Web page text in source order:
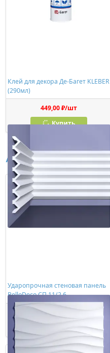
Клей для декора Де-Багет KLEBER
(290мл)
449,00 ₽/шт
Купить
Аналоги
Ударопрочная стеновая панель
BelloDeco СП 11/2.6
3141,00 ₽/шт